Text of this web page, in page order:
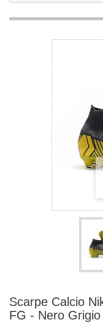
Scarpe Calcio
FG - Nero